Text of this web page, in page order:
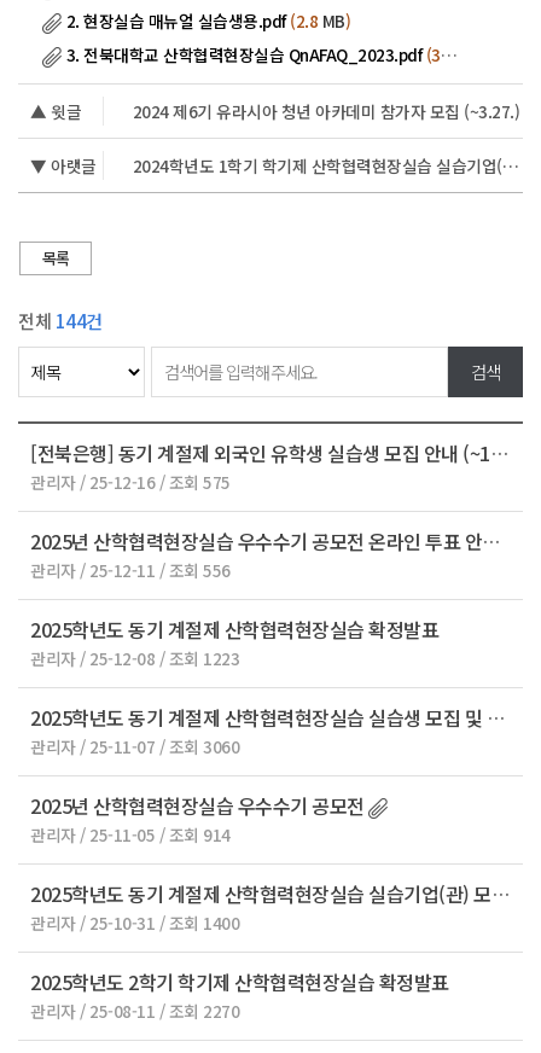
2. 현장실습 매뉴얼 실습생용.pdf (2.8 MB)
3. 전북대학교 산학협력현장실습 QnAFAQ_2023.pdf (326.2
▲ 윗글 2024 제6기 유라시아 청년 아카데미 참가자 모집 (~3.27.)
▼ 아랫글 2024학년도 1학기 학기제 산학협력현장실습 실습기업(관) 모집 안내
목록
전체 144건
[전북은행] 동기 계절제 외국인 유학생 실습생 모집 안내 (~12.17.(수) 14:00 마감)
관리자 / 25-12-16 / 조회 575
2025년 산학협력현장실습 우수수기 공모전 온라인 투표 안내
관리자 / 25-12-11 / 조회 556
2025학년도 동기 계절제 산학협력현장실습 확정발표
관리자 / 25-12-08 / 조회 1223
2025학년도 동기 계절제 산학협력현장실습 실습생 모집 및 모집설명회 안내
관리자 / 25-11-07 / 조회 3060
2025년 산학협력현장실습 우수수기 공모전
관리자 / 25-11-05 / 조회 914
2025학년도 동기 계절제 산학협력현장실습 실습기업(관) 모집 안내
관리자 / 25-10-31 / 조회 1400
2025학년도 2학기 학기제 산학협력현장실습 확정발표
관리자 / 25-08-11 / 조회 2270